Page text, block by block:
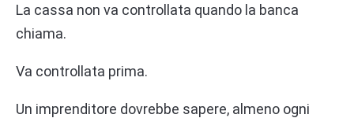
La cassa non va controllata quando la banca
chiama.
Va controllata prima.
Un imprenditore dovrebbe sapere, almeno ogni